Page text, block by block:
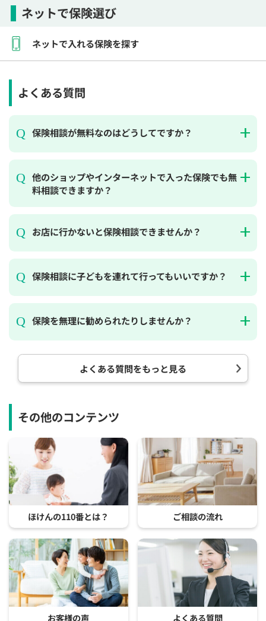
ネットで保険選び
ネットで入れる保険を探す
よくある質問
保険相談が無料なのはどうしてですか？
他のショップやインターネットで入った保険でも無
料相談できますか？
お店に行かないと保険相談できませんか？
保険相談に子どもを連れて行ってもいいですか？
保険を無理に勧められたりしませんか？
よくある質問をもっと見る
その他のコンテンツ
ほけんの110番とは？ ご相談の流れ
お客様の声 よくある質問